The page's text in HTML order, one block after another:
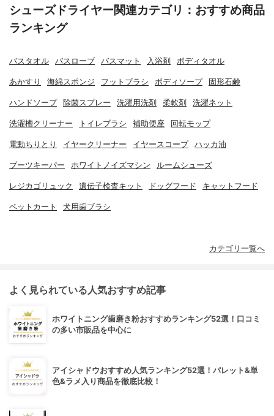
シューズドライヤー関連カテゴリ：おすすめ商品
ランキング
バスタオル バスローブ バスマット 入浴剤 ボディタオル
あかすり 海綿スポンジ フットブラシ ボディソープ 固形石鹸
ハンドソープ 除菌スプレー 洗濯用洗剤 柔軟剤 洗濯ネット
洗濯槽クリーナー トイレブラシ 補助便座 回転モップ
電動ちりとり イヤークリーナー イヤースコープ ハッカ油
ブーツキーパー ホワイトノイズマシン ルームシューズ
レジカゴリュック 遺伝子検査キット ドッグフード キャットフード
ペットカート 犬用歯ブラシ
カテゴリ一覧へ
よく見られている人気おすすめ記事
ホワイトニング歯磨き粉おすすめランキング52選！口コミ
の多い市販品を中心に
アイシャドウおすすめ人気ランキング52選！パレット&単
色&ラメ入り商品を徹底比較！